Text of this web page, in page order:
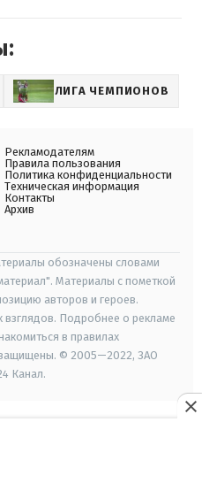
ЛИГА ЧЕМПИОНОВ
Рекламодателям
Правила пользования
Политика конфиденциальности
Техническая информация
Контакты
Архив
обозначены словами
Материалы с пометкой
авторов и героев.
взглядов. Подробнее о рекламе
в правилах
защищены. © 2005—2022, ЗАО
Канал.